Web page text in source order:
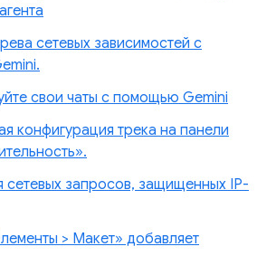
сетевых зависимостей с
свои чаты с помощью Gemini
конфигурация трека на панели
сетевых запросов, защищенных IP-
> Макет» добавляет